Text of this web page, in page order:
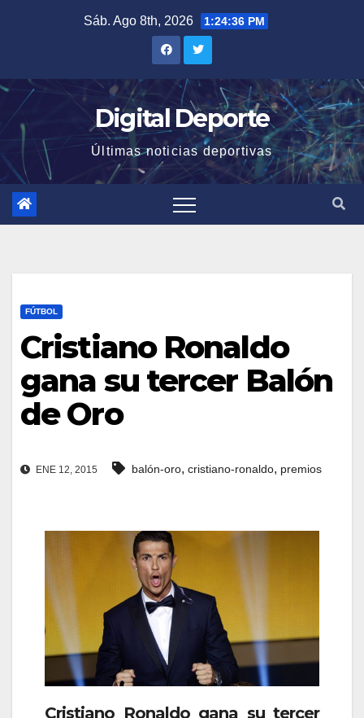
Sáb. Ago 8th, 2026 1:24:36 PM
Digital Deporte
Últimas noticias deportivas
FÚTBOL
Cristiano Ronaldo
gana su tercer Balón
de Oro
ENE 12, 2015 balón-oro, cristiano-ronaldo, premios
Cristiano Ronaldo gana su tercer